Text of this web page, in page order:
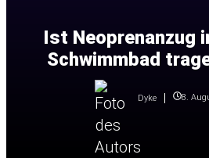
Ist Neoprenanzug
Schwimmbad
Dyke 8.